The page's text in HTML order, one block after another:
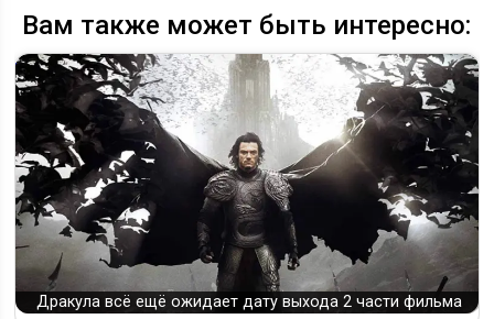
Вам также может быть интересно:
Дракула всё ещё ожидает дату выхода 2 части фильма